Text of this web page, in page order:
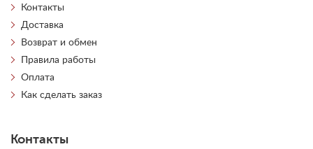
Контакты
Доставка
Возврат и обмен
Правила работы
Оплата
Как сделать заказ
Контакты